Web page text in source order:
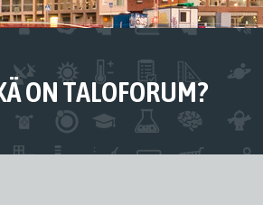
ON TALOFORUM?